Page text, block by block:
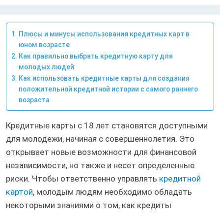
Плюсы и минусы использования кредитных карт в
юном возрасте
Как правильно выбрать кредитную карту для
молодых людей
Как использовать кредитные карты для создания
положительной кредитной истории с самого раннего
возраста
Кредитные карты с 18 лет становятся доступными
для молодежи, начиная с совершеннолетия. Это
открывает новые возможности для финансовой
независимости, но также и несет определенные
риски. Чтобы ответственно управлять кредитной
картой, молодым людям необходимо обладать
некоторыми знаниями о том, как кредиты